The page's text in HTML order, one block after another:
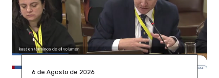
6 de Agosto de 2026